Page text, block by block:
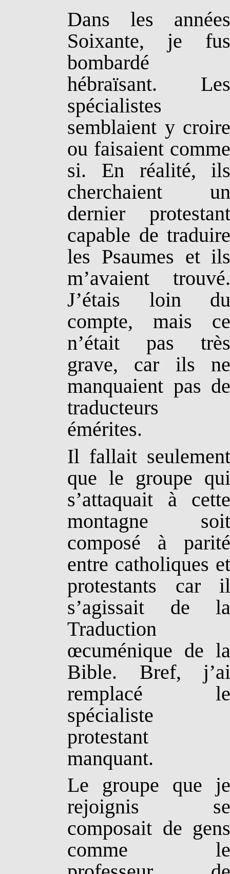
Dans les
Soixante, je
bombardé
hébraïsant.
spécialistes
semblaient y
ou faisaient
si. En réalité,
cherchaient
dernier
capable de
les Psaumes et
m’avaient
J’étais loin
compte, mais
n’était pas
grave, car ils
manquaient pas
traducteurs
émérites.
Il fallait
que le groupe
s’attaquait à
montagne
composé à
entre catholiques
protestants car
s’agissait de
Traduction
œcuménique de
Bible. Bref,
remplacé
spécialiste
protestant
manquant.
Le groupe que
rejoignis
composait de
comme